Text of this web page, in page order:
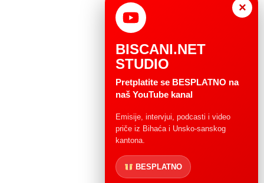
×
BISCANI.NET
STUDIO
Pretplatite se BESPLATNO na
naš YouTube kanal
Emisije, intervjui, podcasti i video
priče iz Bihaća i Unsko-sanskog
kantona.
BESPLATNO